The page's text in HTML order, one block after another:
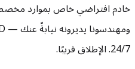
24/7. الإطلاق قريبًا.